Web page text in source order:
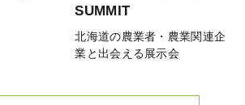
SUMMIT
北海道の農業者・農業関連企
業と出会える展示会